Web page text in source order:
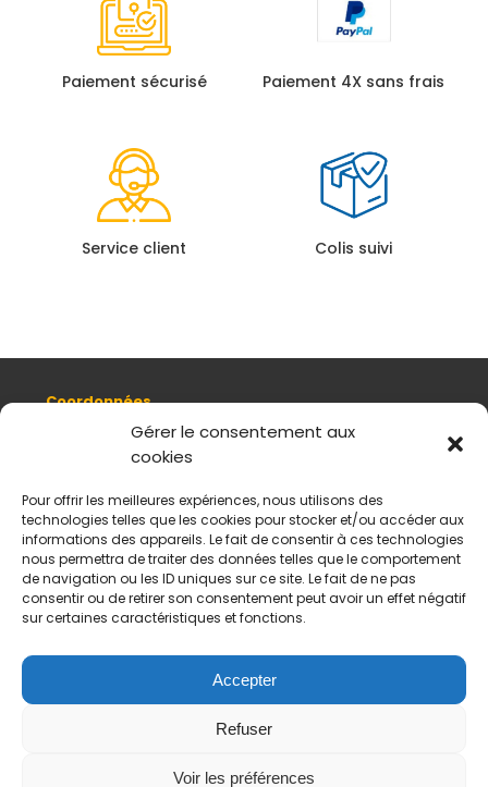
Gérer le consentement aux
cookies
Pour offrir les meilleures expériences, nous utilisons des
technologies telles que les cookies pour stocker et/ou accéder aux
informations des appareils. Le fait de consentir à ces technologies
nous permettra de traiter des données telles que le comportement
de navigation ou les ID uniques sur ce site. Le fait de ne pas
consentir ou de retirer son consentement peut avoir un effet négatif
sur certaines caractéristiques et fonctions.
Accepter
Refuser
Voir les préférences
Paiement sécurisé Paiement 4X sans frais
Service client Colis suivi
Coordonnées
8, quai Romain Rolland 69005 Lyon
+ 33 (0)4 78 42 55 04
Plan d'accès
Mentions légales
Politique de données personnelles
CGV
Horaires d’ouverture
Du mardi au samedi :
Fermé le dimanche et le lundi